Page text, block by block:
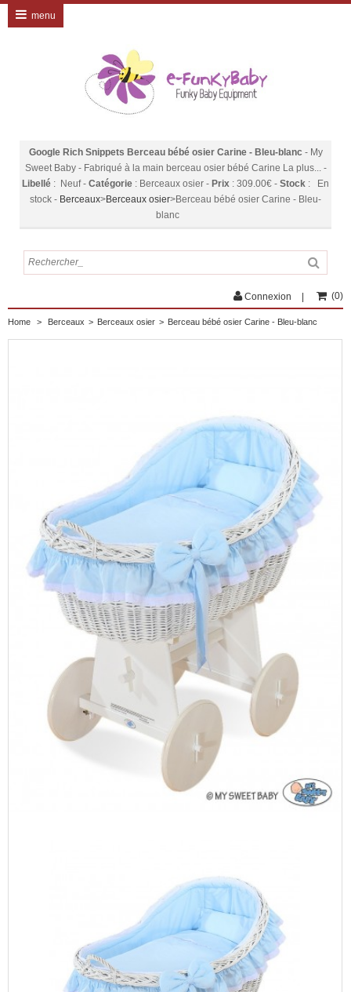
Google Rich Snippets Berceau bébé osier Carine - Bleu-blanc - My
Sweet Baby- Fabriqué à la main berceau osier bébé Carine La plus...-
Libellé : Neuf- Catégorie : Berceaux osier - Prix : 309.00€ - Stock : En
stock - Berceaux>Berceaux osier>Berceau bébé osier Carine - Bleu-
blanc
menu
Connexion (0)
Home > Berceaux > Berceaux osier > Berceau bébé osier Carine - Bleu-blanc